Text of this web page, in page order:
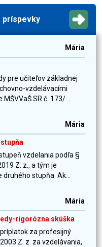
príspevky
Mária
pre učiteľov základnej
vzdelávacími
SR č. 173/...
Mária
vzdelania podľa §
Z. z., a tým je
stupňa. Ak...
Mária
rigorózna skúška
za profesijný
Z. z. za vzdelávania,